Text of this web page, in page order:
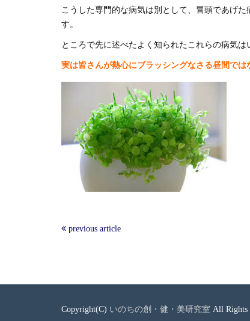
こうした専門的な病気は別として、冒頭であげ
す。
ところで先に述べたよく知られたこれらの病気
実は皆さんが熱心にブラッシングなさる昼間では
previous article
Copyright(C) いのちの創・健・美研究室 All Rights